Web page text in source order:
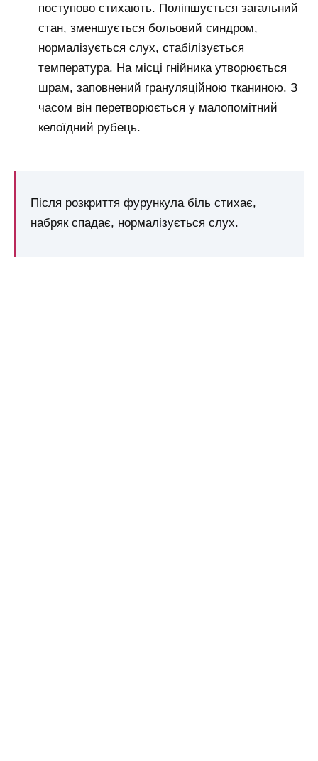
поступово стихають. Поліпшується загальний
стан, зменшується больовий синдром,
нормалізується слух, стабілізується
температура. На місці гнійника утворюється
шрам, заповнений грануляційною тканиною. З
часом він перетворюється у малопомітний
келоїдний рубець.
Після розкриття фурункула біль стихає,
набряк спадає, нормалізується слух.